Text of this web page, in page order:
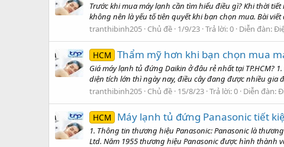
Trước khi mua máy lạnh cần tìm hiểu điều gì? Khi thời
không nên là yếu tố tiên quyết khi bạn chọn mua. Bài
tranthibinh205 Chủ đề 1/9/23 Trả lời: 0 Diễn đàn:
HCM Thẩm mỹ hơn khi bạn chọn mua
Giá máy lạnh tủ đứng Daikin ở đâu rẻ nhất tại
diện tích lớn thì ngày nay, điều cây đang được nhiều
tranthibinh205 Chủ đề 15/8/23 Trả lời: 0 Diễn đàn:
HCM Máy lạnh tủ đứng Panasonic tiết
1. Thông tin thương hiệu Panasonic: Panasonic là
Ltd. Năm 1955 thương hiệu Panasonic được hình thành